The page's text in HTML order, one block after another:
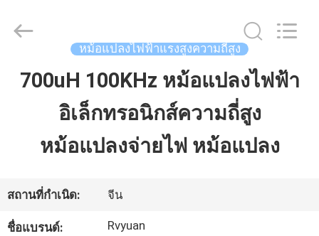
บ้าน
ผลิตภัณฑ์
วิดีโอ
Electric
Material
Reserved.
หม้อแปลงไฟฟ้าแรงสูงความถี่สูง
700uH 100KHz หม้อแปลงไฟฟ้า
อิเล็กทรอนิกส์ความถี่สูง
หม้อแปลงจ่ายไฟ หม้อแปลง
สถานที่กำเนิด: จีน
ชื่อแบรนด์: Rvyuan